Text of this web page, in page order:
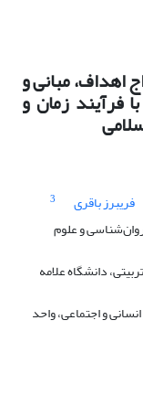
اهداف، مبانی و
فرآیند زمان و
فریبرز باقری
3
و علوم
دانشگاه علامه
و اجتماعی، واحد